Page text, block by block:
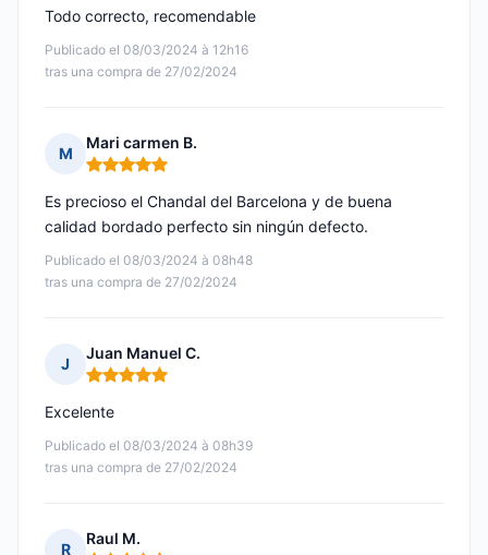
Publicado el 08/03/2024 à 12h16
tras una compra de 27/02/2024
Todo correcto, recomendable
M
Mari carmen B.
Nota: 5 de 5
Publicado el 08/03/2024 à 08h48
tras una compra de 27/02/2024
Es precioso el Chandal del Barcelona y de buena
calidad bordado perfecto sin ningún defecto.
J
Juan Manuel C.
Nota: 5 de 5
Publicado el 08/03/2024 à 08h39
tras una compra de 27/02/2024
Excelente
R
Raul M.